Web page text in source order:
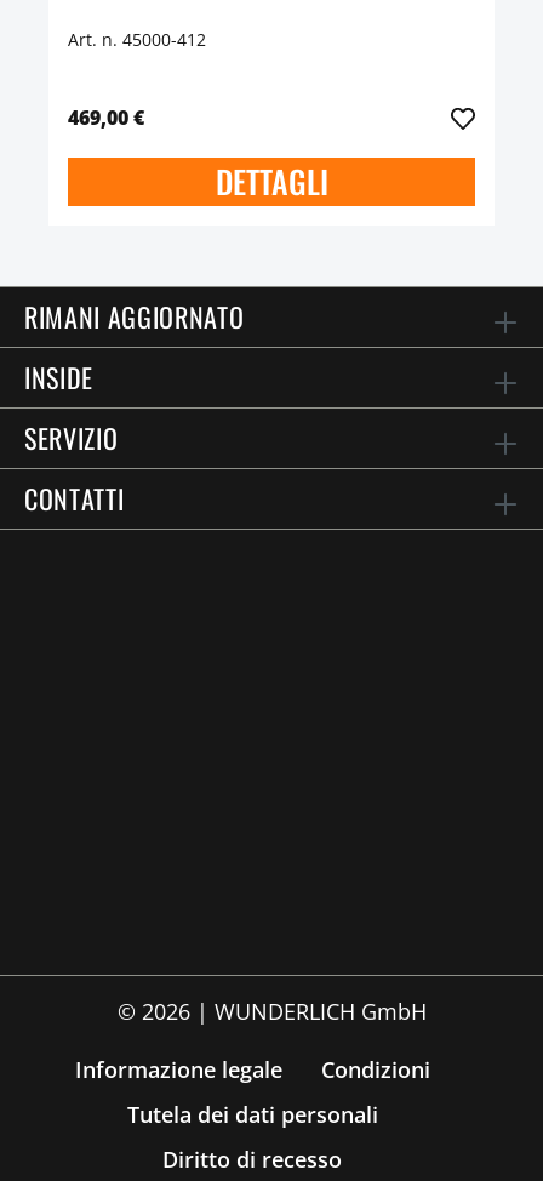
Art. n. 45000-412
469,00 €
DETTAGLI
RIMANI AGGIORNATO
INSIDE
SERVIZIO
CONTATTI
© 2026 | WUNDERLICH GmbH
Informazione legale
Condizioni
Tutela dei dati personali
Diritto di recesso